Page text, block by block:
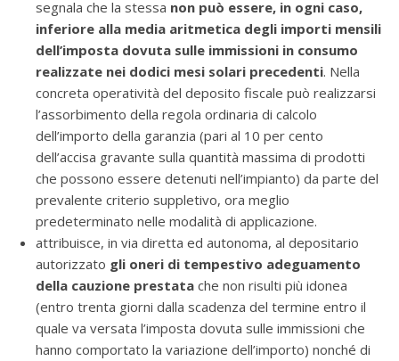
segnala che la stessa non può essere, in ogni caso,
inferiore alla media aritmetica degli importi mensili
dell’imposta dovuta sulle immissioni in consumo
realizzate nei dodici mesi solari precedenti. Nella
concreta operatività del deposito fiscale può realizzarsi
l’assorbimento della regola ordinaria di calcolo
dell’importo della garanzia (pari al 10 per cento
dell’accisa gravante sulla quantità massima di prodotti
che possono essere detenuti nell’impianto) da parte del
prevalente criterio suppletivo, ora meglio
predeterminato nelle modalità di applicazione.
attribuisce, in via diretta ed autonoma, al depositario
autorizzato gli oneri di tempestivo adeguamento
della cauzione prestata che non risulti più idonea
(entro trenta giorni dalla scadenza del termine entro il
quale va versata l’imposta dovuta sulle immissioni che
hanno comportato la variazione dell’importo) nonché di